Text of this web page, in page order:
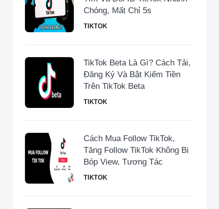
Chóng, Mất Chỉ 5s
TIKTOK
TikTok Beta Là Gì? Cách Tải,
Đăng Ký Và Bật Kiếm Tiền
Trên TikTok Beta
TIKTOK
Cách Mua Follow TikTok,
Tăng Follow TikTok Không Bị
Bóp View, Tương Tác
TIKTOK